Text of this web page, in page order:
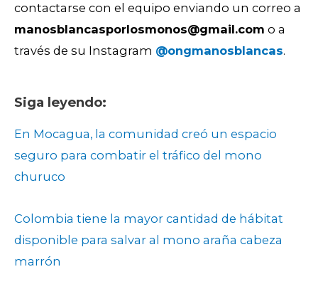
contactarse con el equipo enviando un correo a
manosblancasporlosmonos@gmail.com o a
través de su Instagram @ongmanosblancas.
Siga leyendo:
En Mocagua, la comunidad creó un espacio
seguro para combatir el tráfico del mono
churuco
Colombia tiene la mayor cantidad de hábitat
disponible para salvar al mono araña cabeza
marrón